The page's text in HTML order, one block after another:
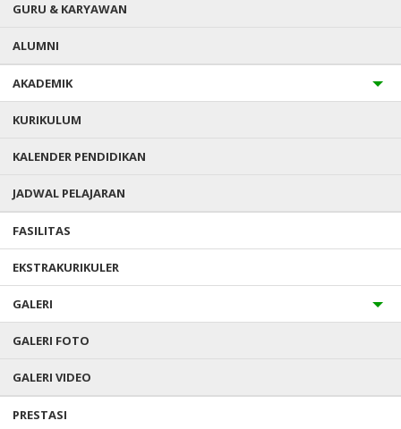
GURU & KARYAWAN
ALUMNI
AKADEMIK
KURIKULUM
KALENDER PENDIDIKAN
JADWAL PELAJARAN
FASILITAS
EKSTRAKURIKULER
GALERI
GALERI FOTO
GALERI VIDEO
PRESTASI
YUKK KENALAN DENGAN SMP
KELUARGA KUSUMA
MARSUDIRINI
Diterbitkan :
Yukk Kenalan dengan SMP Keluarga Kusuma Marsudirini
Sebelumnya
Pengelaman